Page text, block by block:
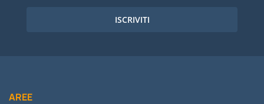
ISCRIVITI
AREE